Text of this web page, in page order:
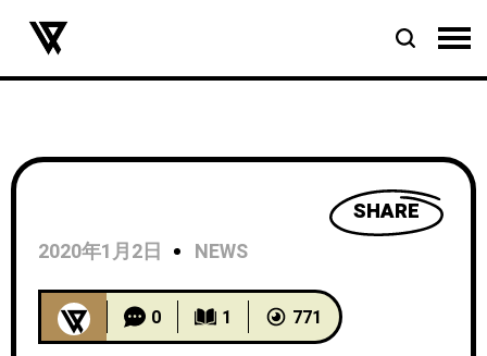
SHARE
2020年1月2日
NEWS
0 1 771